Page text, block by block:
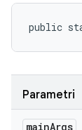
public
Parametri
mainArgs